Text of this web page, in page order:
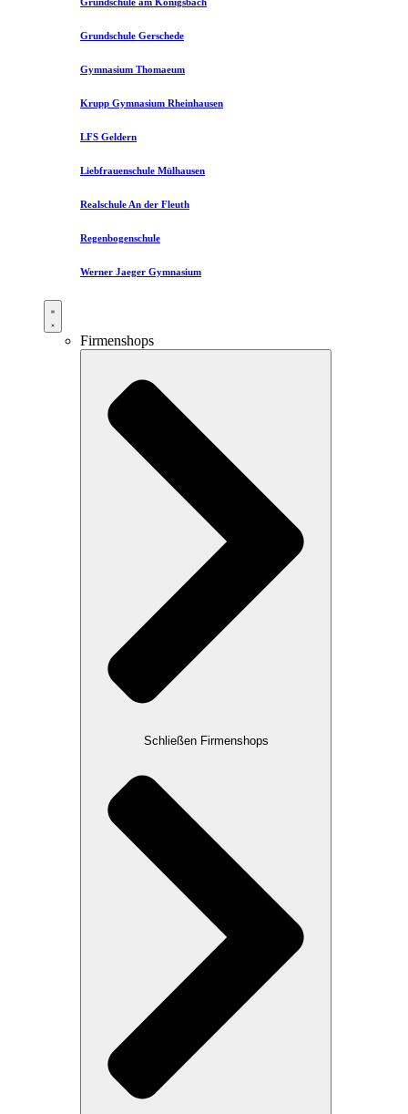
Grundschule am Königsbach
Grundschule Gerschede
Gymnasium Thomaeum
Krupp Gymnasium Rheinhausen
LFS Geldern
Liebfrauenschule Mülhausen​
Realschule An der Fleuth
Regenbogenschule
Werner Jaeger Gymnasium
Firmenshops
Schließen Firmenshops